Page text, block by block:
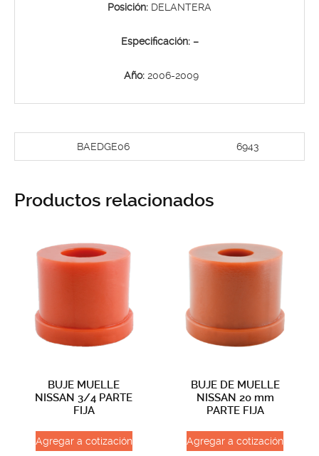
Posición: DELANTERA
Especificación: –
Año:2006-2009
BAEDGE06 6943
Productos relacionados
BUJE MUELLE
NISSAN 3/4 PARTE
FIJA
Agregar a cotización
BUJE DE MUELLE
NISSAN 20 mm
PARTE FIJA
Agregar a cotización